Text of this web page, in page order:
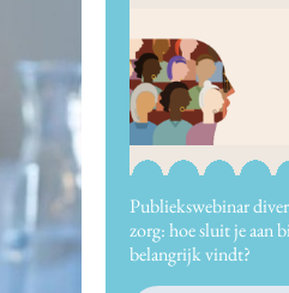
Publiekswebinar
zorg: hoe sluit je aan
belangrijk vindt?